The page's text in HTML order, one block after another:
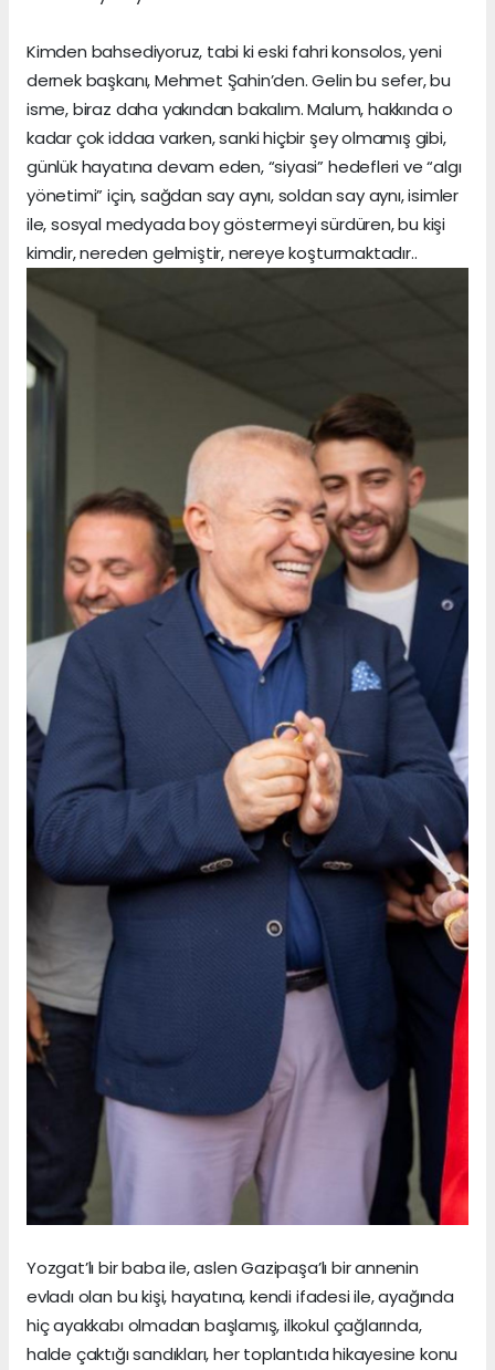
Kimden bahsediyoruz, tabi ki eski fahri konsolos, yeni
dernek başkanı, Mehmet Şahin’den. Gelin bu sefer, bu
isme, biraz daha yakından bakalım. Malum, hakkında o
kadar çok iddaa varken, sanki hiçbir şey olmamış gibi,
günlük hayatına devam eden, “siyasi” hedefleri ve “algı
yönetimi” için, sağdan say aynı, soldan say aynı, isimler
ile, sosyal medyada boy göstermeyi sürdüren, bu kişi
kimdir, nereden gelmiştir, nereye koşturmaktadır..
Yozgat’lı bir baba ile, aslen Gazipaşa’lı bir annenin
evladı olan bu kişi, hayatına, kendi ifadesi ile, ayağında
hiç ayakkabı olmadan başlamış, ilkokul çağlarında,
halde çaktığı sandıkları, her toplantıda hikayesine konu